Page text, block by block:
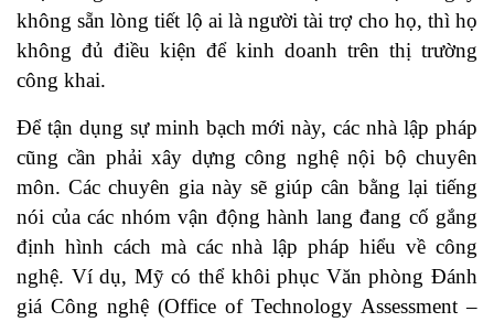
không sẵn lòng tiết lộ ai là người tài trợ cho họ, thì họ
không đủ điều kiện để kinh doanh trên thị trường
công khai.
Để tận dụng sự minh bạch mới này, các nhà lập pháp
cũng cần phải xây dựng công nghệ nội bộ chuyên
môn. Các chuyên gia này sẽ giúp cân bằng lại tiếng
nói của các nhóm vận động hành lang đang cố gắng
định hình cách mà các nhà lập pháp hiểu về công
nghệ. Ví dụ, Mỹ có thể khôi phục Văn phòng Đánh
giá Công nghệ (Office of Technology Assessment –